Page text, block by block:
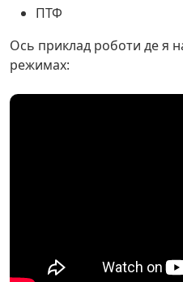
ПТФ
Ось приклад роботи де я
режимах: